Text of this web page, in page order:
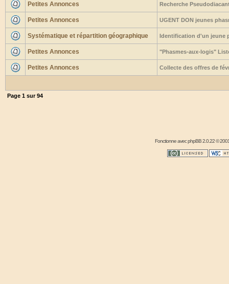
Petites Annonces Recherche
Petites Annonces UGENT DON jeunes
Systématique et répartition géographique Identification d'un jeune
Petites Annonces "Phasmes-aux-logis"
Petites Annonces Collecte des offres de
Page 1 sur94
Fonctionne avecphpBB2.0.22 ©